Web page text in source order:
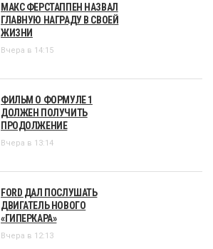
МАКС ФЕРСТАППЕН НАЗВАЛ
ГЛАВНУЮ НАГРАДУ В СВОЕЙ
ЖИЗНИ
Вчера в 14:15
ФИЛЬМ О ФОРМУЛЕ 1
ДОЛЖЕН ПОЛУЧИТЬ
ПРОДОЛЖЕНИЕ
Вчера в 13:14
FORD ДАЛ ПОСЛУШАТЬ
ДВИГАТЕЛЬ НОВОГО
«ГИПЕРКАРА»
Вчера в 12:13